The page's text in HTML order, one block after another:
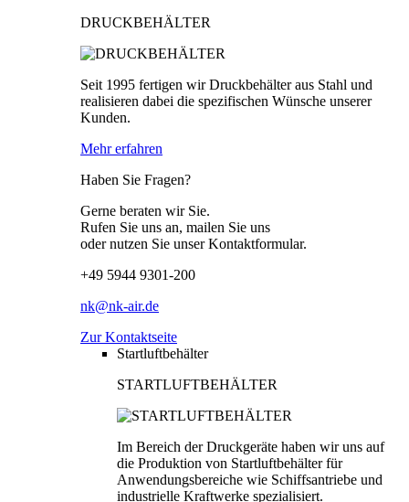
DRUCKBEHÄLTER
Seit 1995 fertigen wir Druckbehälter aus Stahl und
realisieren dabei die spezifischen Wünsche unserer
Kunden.
Mehr erfahren
Haben Sie Fragen?
Gerne beraten wir Sie.
Rufen Sie uns an, mailen Sie uns
oder nutzen Sie unser Kontaktformular.
+49 5944 9301-200
nk@nk-air.de
Zur Kontaktseite
Startluftbehälter
STARTLUFTBEHÄLTER
Im Bereich der Druckgeräte haben wir uns auf
die Produktion von Startluftbehälter für
Anwendungsbereiche wie Schiffsantriebe und
industrielle Kraftwerke spezialisiert.